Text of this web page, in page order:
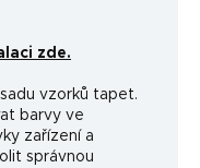
zde.
vzorků tapet.
barvy ve
zařízení a
správnou